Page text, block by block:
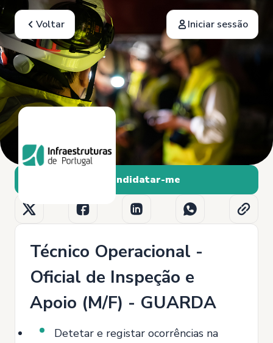
Voltar Iniciar sessão
Candidatar-me
Técnico Operacional -
Oficial de Inspeção e
Apoio (M/F) - GUARDA
Detetar e registar ocorrências na